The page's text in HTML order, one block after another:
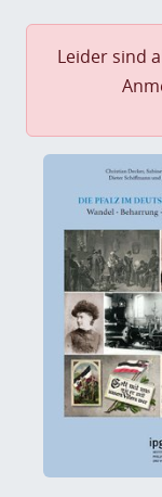
Leider sind